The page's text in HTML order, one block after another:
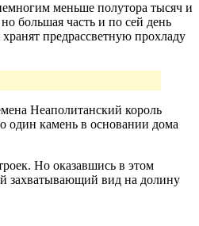
меньше полутора тысяч и
большая часть и по сей день
предрассветную прохладу
Неаполитанский король
один камень в основании дома
Но оказавшись в этом
захватывающий вид на долину